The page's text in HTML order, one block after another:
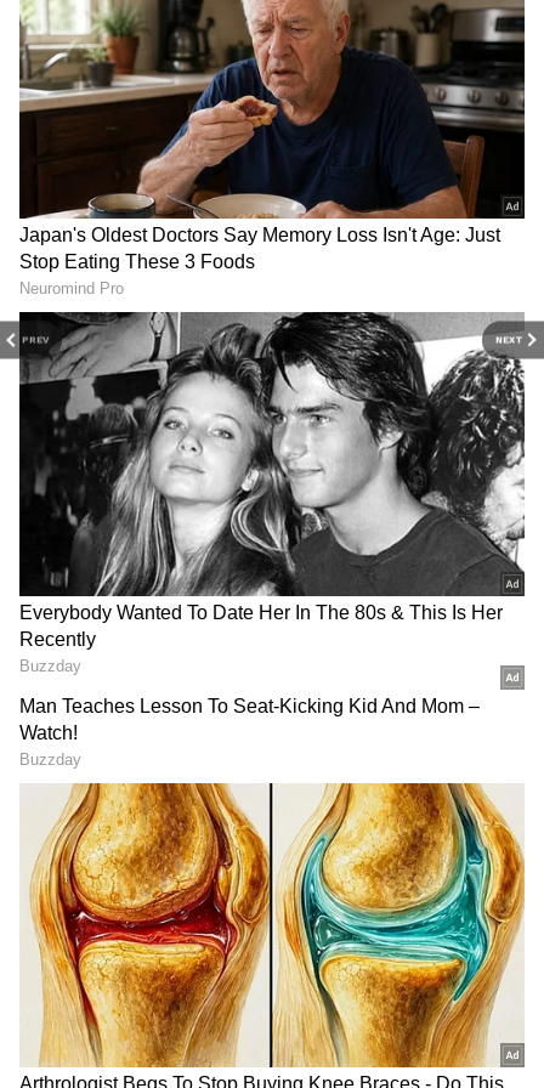
PREV NEXT
மிதுன ராசிக்காரர்கள் சில காலமாக
வேலைப் பிரச்னைகளால் சிரமப்பட்டு
வந்தனர். இப்போது குருவின் உச்ச
நிலையால், விரும்பிய வேலை,
திருப்தியான சம்பளம் கிடைக்கும்.
வருமானம் அதிகரிப்பதால், அடுத்த 4-5
மாதங்களில் கடனில் இருந்து மீண்டு
சொந்தக் காலில் நிற்பார்கள்.
நண்பர்களிடமிருந்தும் உதவி கிடைக்கும்.
Parivartana Yoga 2026: சுக்கிரன்
சந்திரனின் அபூர்வ கூட்டணி.! குபேர
யோகத்தை பெறப்போகும் அந்த 6
அதிர்ஷ்ட ராசிகள் யார்?